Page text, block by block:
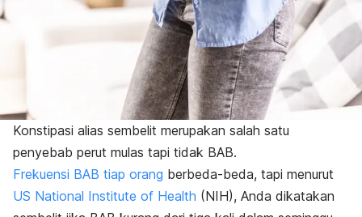
Konstipasi alias sembelit merupakan salah satu
penyebab perut mulas tapi tidak BAB.
Frekuensi BAB tiap orang berbeda-beda, tapi menurut
US National Institute of Health (NIH), Anda dikatakan